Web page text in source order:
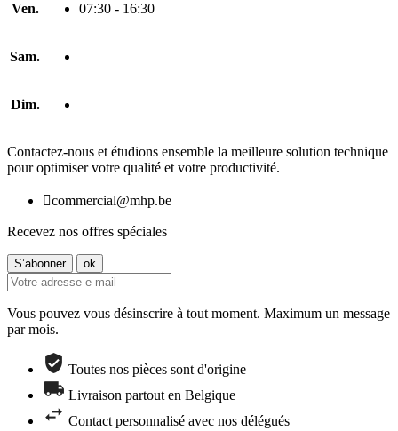
Ven. 07:30 - 16:30
Sam.
Dim.
Contactez-nous et étudions ensemble la meilleure solution technique
pour optimiser votre qualité et votre productivité.
commercial@mhp.be
Recevez nos offres spéciales
Vous pouvez vous désinscrire à tout moment. Maximum un message
par mois.
Toutes nos pièces sont d'origine
Livraison partout en Belgique
Contact personnalisé avec nos délégués